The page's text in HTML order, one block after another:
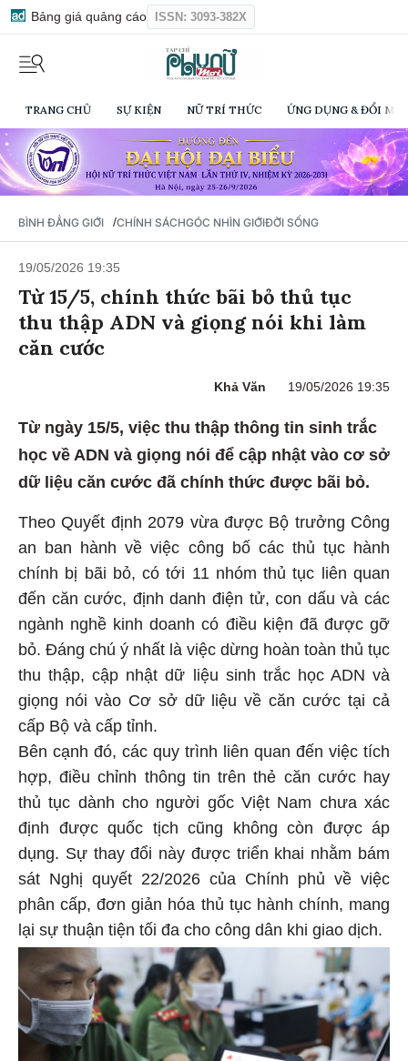
Bảng giá quảng cáo ISSN: 3093-382X
TRANG CHỦ SỰ KIỆN NỮ TRÍ THỨC ỨNG DỤNG & ĐỔI
BÌNH ĐẲNG GIỚI /CHÍNH SÁCHGÓC NHÌN GIỚIĐỜI SỐNG
19/05/2026 19:35
Từ 15/5, chính thức bãi bỏ thủ tục
thu thập ADN và giọng nói khi làm
căn cước
Khả Văn 19/05/2026 19:35
Từ ngày 15/5, việc thu thập thông tin sinh trắc
học về ADN và giọng nói để cập nhật vào cơ sở
dữ liệu căn cước đã chính thức được bãi bỏ.
Theo Quyết định 2079 vừa được Bộ trưởng Công
an ban hành về việc công bố các thủ tục hành
chính bị bãi bỏ, có tới 11 nhóm thủ tục liên quan
đến căn cước, định danh điện tử, con dấu và các
ngành nghề kinh doanh có điều kiện đã được gỡ
bỏ. Đáng chú ý nhất là việc dừng hoàn toàn thủ tục
thu thập, cập nhật dữ liệu sinh trắc học ADN và
giọng nói vào Cơ sở dữ liệu về căn cước tại cả
cấp Bộ và cấp tỉnh.
Bên cạnh đó, các quy trình liên quan đến việc tích
hợp, điều chỉnh thông tin trên thẻ căn cước hay
thủ tục dành cho người gốc Việt Nam chưa xác
định được quốc tịch cũng không còn được áp
dụng. Sự thay đổi này được triển khai nhằm bám
sát Nghị quyết 22/2026 của Chính phủ về việc
phân cấp, đơn giản hóa thủ tục hành chính, mang
lại sự thuận tiện tối đa cho công dân khi giao dịch.